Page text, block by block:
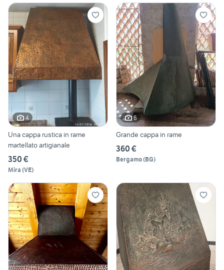
4
Una cappa rustica in rame
martellato artigianale
350 €
Mira (VE)
6
Grande cappa in rame
360 €
Bergamo(BG)